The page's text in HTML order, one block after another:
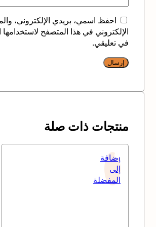
احفظ اسمي، بريدي الإلكتروني،
الإلكتروني في هذا المتصفح لاستخدامها
في تعليقي.
منتجات ذات صلة
إضافة
إلى
المفضلة